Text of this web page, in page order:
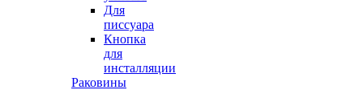
Для
писсуара
Кнопка
для
инсталляции
Раковины